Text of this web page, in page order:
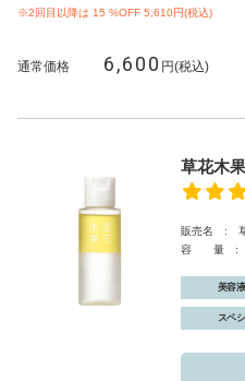
※2回目以降は 15 %OFF 5,610円(税込)
通常価格 6,600 円(税込)
草花木
販売名 :
容 量 :
美容
スペ